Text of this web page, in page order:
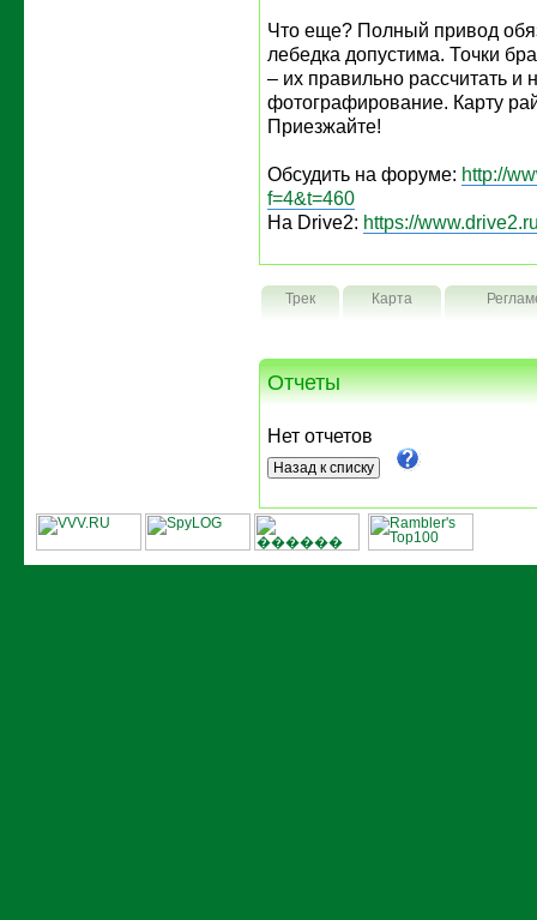
Что еще? Полный привод
лебедка допустима. Точки
– их правильно рассчитать и
фотографирование. Карту
Приезжайте!
Обсудить на форуме: http://
f=4&t=460
На Drive2: https://
Трек Карта
Отчеты
Нет отчетов